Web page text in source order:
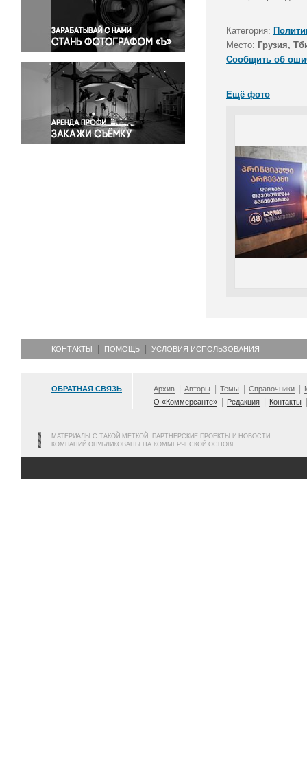
Правосудие
Происшествия и конфликты
Религия
Светская жизнь
Спорт
Экология
Экономика и бизнес
Категория:
Место: Грузия,
Сообщить об
Ещё фото
КОНТАКТЫ ПОМОЩЬ УСЛОВИЯ ИСПОЛЬЗОВАНИЯ
ОБРАТНАЯ СВЯЗЬ Архив Авторы Темы Справочники
О «Коммерсанте»
Редакция Контакты
МАТЕРИАЛЫ С ТАКОЙ МЕТКОЙ, ПАРТНЕРСКИЕ ПРОЕКТЫ И НОВОСТИ
КОМПАНИЙ ОПУБЛИКОВАНЫ НА КОММЕРЧЕСКОЙ ОСНОВЕ